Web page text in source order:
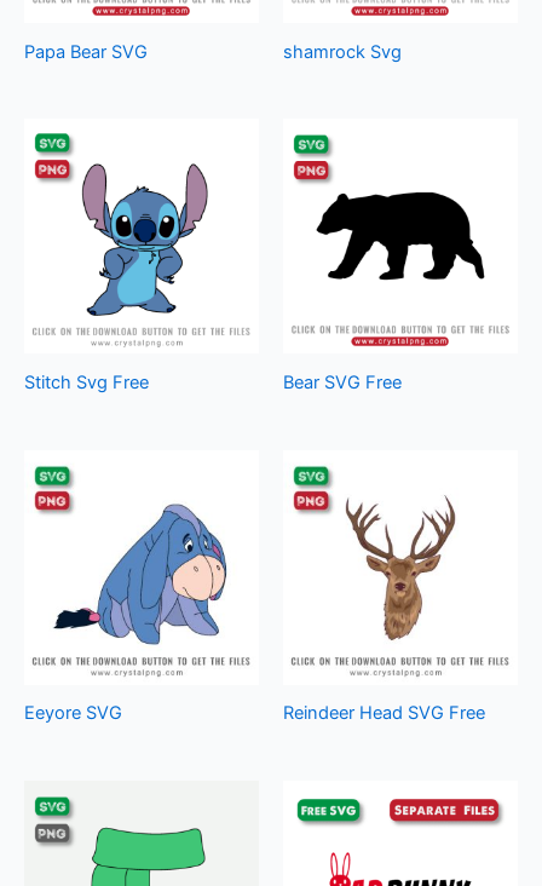
Papa Bear SVG shamrock Svg
Stitch Svg Free Bear SVG Free
Eeyore SVG Reindeer Head SVG Free